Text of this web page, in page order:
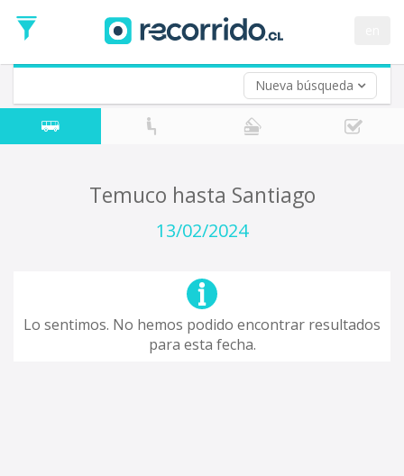
Nueva búsqueda
de
Ida
Vuelta (opcional)
Fecha
de
Temuco hasta Santiago
13/02/2024
Lo sentimos. No hemos podido encontrar resultados
para esta fecha.